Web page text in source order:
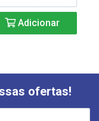
Adicionar
ofertas!